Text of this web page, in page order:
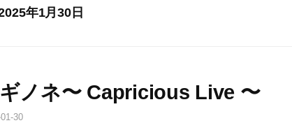
年1月30日
ノネ〜 Capricious Live 〜
30